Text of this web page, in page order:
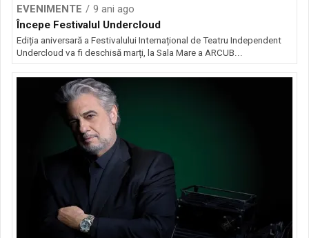
EVENIMENTE
9 ani ago
Începe Festivalul Undercloud
Ediția aniversară a Festivalului Internațional de Teatru Independent
Undercloud va fi deschisă marți, la Sala Mare a ARCUB...